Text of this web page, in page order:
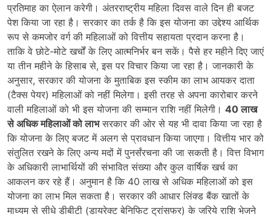
प्रतिमाह का ऐलान करेगी। अंतरराष्ट्रीय महिला दिवस वाले दिन ही बजट
पेश किया जा रहा है। सरकार का तर्क है कि इस योजना का उद्देश्य आर्थिक
रूप से कमजोर वर्ग की महिलाओं को वित्तीय सहायता प्रदान करना है।
ताकि वे छोटे-मोटे खर्चों के लिए आत्मनिर्भर बन सकें। पैसे हर महीने दिए जाएं
या तीन महीने के हिसाब से, इस पर विचार किया जा रहा है। जानकारी के
अनुसार, सरकार की योजना के मुताबिक इस स्कीम का लाभ आयकर दाता
(टैक्स पेयर) महिलाओं को नहीं मिलेगा। इसी तरह से अपना कारोबार करने
वाली महिलाओं को भी इस योजना की सम्मान राशि नहीं मिलेगी। 40 लाख
से अधिक महिलाओं को लाभसरकार की ओर से यह भी दावा किया जा रहा है
कि योजना के लिए बजट में अलग से प्रावधान किया जाएगा। वित्तीय भार को
संतुलित रखने के लिए अन्य मदों में पुनर्संरचना की जा सकती है। वित्त विभाग
के अधिकारी लाभार्थियों की संभावित संख्या और कुल वार्षिक खर्च का
आकलन कर रहे हैं। अनुमान है कि 40 लाख से अधिक महिलाओं को इस
योजना का लाभ मिल सकता है। सरकार की आधार लिंक्ड बैंक खातों के
माध्यम से सीधे डीबीटी (डायरेक्ट बेनिफिट ट्रांसफर) के जरिये राशि भेजने